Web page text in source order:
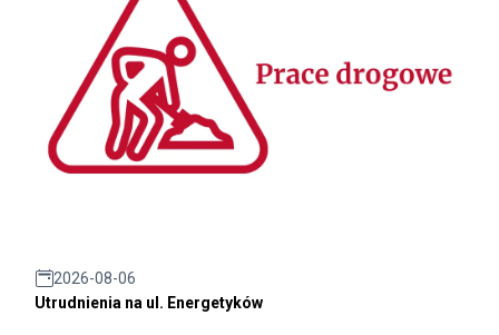
2026-08-06
Utrudnienia na ul. Energetyków